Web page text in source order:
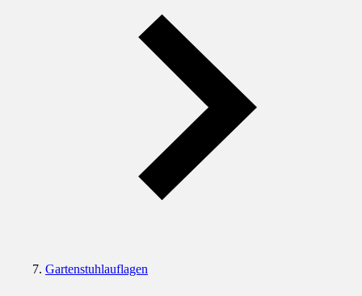
Gartenstuhlauflagen